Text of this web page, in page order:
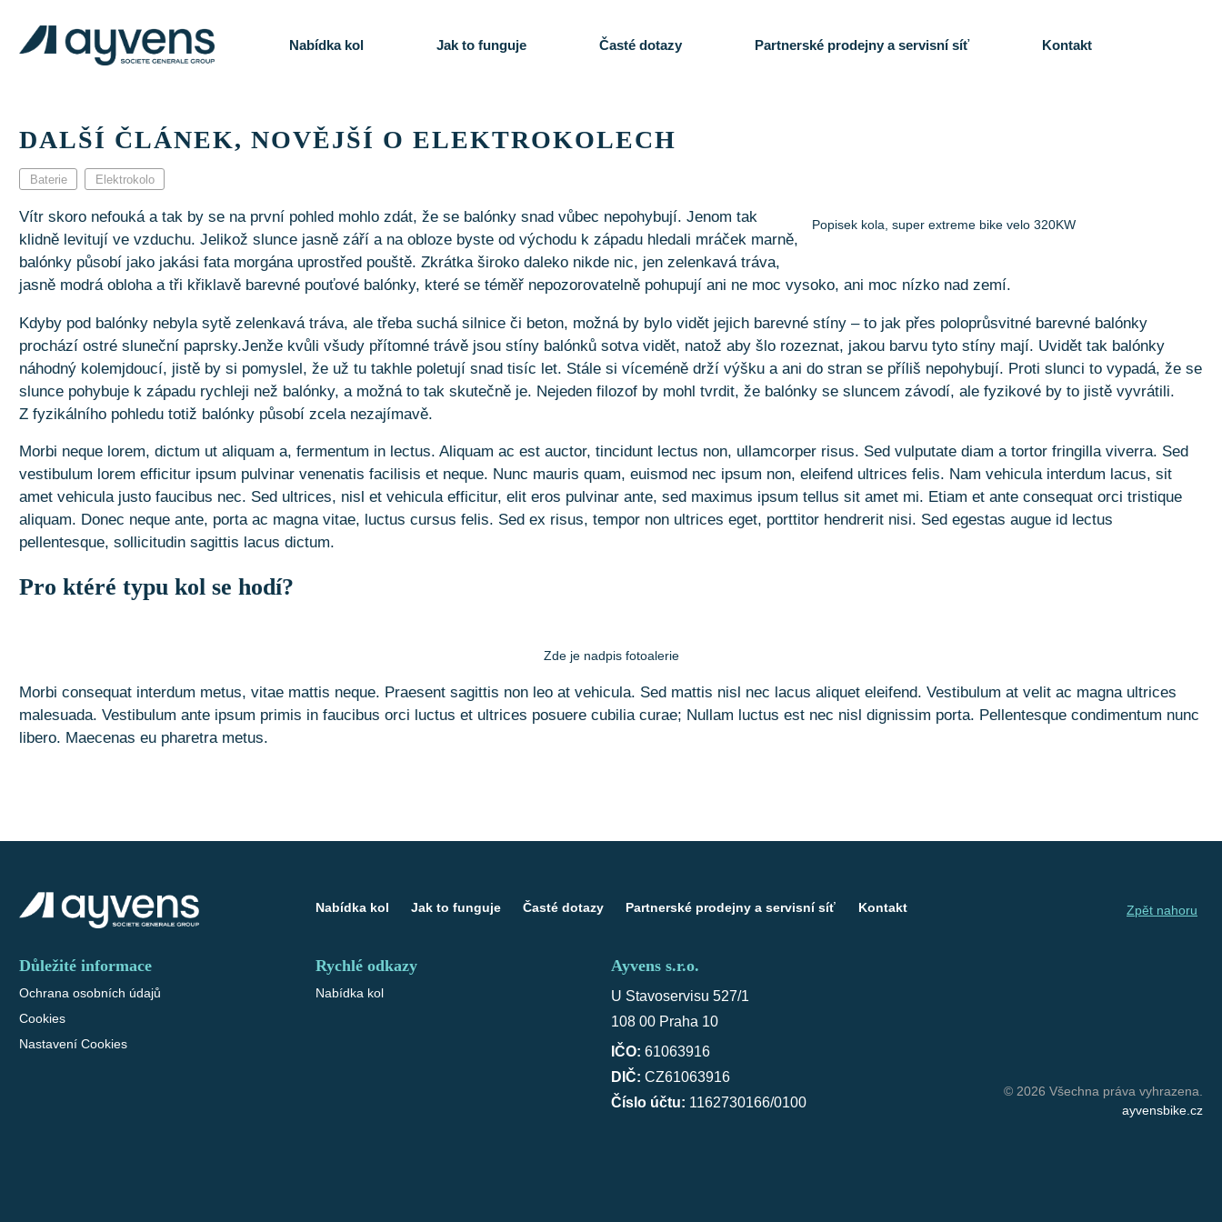
Nabídka kol Jak to funguje Časté dotazy Partnerské prodejny a servisní síť Kontakt
DALŠÍ ČLÁNEK, NOVĚJŠÍ O ELEKTROKOLECH
Baterie Elektrokolo
Popisek kola, super extreme bike velo 320KW
Vítr skoro nefouká a tak by se na první pohled mohlo zdát, že se balónky snad vůbec nepohybují. Jenom tak
klidně levitují ve vzduchu. Jelikož slunce jasně září a na obloze byste od východu k západu hledali mráček marně,
balónky působí jako jakási fata morgána uprostřed pouště. Zkrátka široko daleko nikde nic, jen zelenkavá tráva,
jasně modrá obloha a tři křiklavě barevné pouťové balónky, které se téměř nepozorovatelně pohupují ani ne moc vysoko, ani moc nízko nad zemí.
Kdyby pod balónky nebyla sytě zelenkavá tráva, ale třeba suchá silnice či beton, možná by bylo vidět jejich barevné stíny – to jak přes poloprůsvitné barevné balónky
prochází ostré sluneční paprsky.Jenže kvůli všudy přítomné trávě jsou stíny balónků sotva vidět, natož aby šlo rozeznat, jakou barvu tyto stíny mají. Uvidět tak balónky
náhodný kolemjdoucí, jistě by si pomyslel, že už tu takhle poletují snad tisíc let. Stále si víceméně drží výšku a ani do stran se příliš nepohybují. Proti slunci to vypadá, že se
slunce pohybuje k západu rychleji než balónky, a možná to tak skutečně je. Nejeden filozof by mohl tvrdit, že balónky se sluncem závodí, ale fyzikové by to jistě vyvrátili.
Z fyzikálního pohledu totiž balónky působí zcela nezajímavě.
Morbi neque lorem, dictum ut aliquam a, fermentum in lectus. Aliquam ac est auctor, tincidunt lectus non, ullamcorper risus. Sed vulputate diam a tortor fringilla viverra. Sed
vestibulum lorem efficitur ipsum pulvinar venenatis facilisis et neque. Nunc mauris quam, euismod nec ipsum non, eleifend ultrices felis. Nam vehicula interdum lacus, sit
amet vehicula justo faucibus nec. Sed ultrices, nisl et vehicula efficitur, elit eros pulvinar ante, sed maximus ipsum tellus sit amet mi. Etiam et ante consequat orci tristique
aliquam. Donec neque ante, porta ac magna vitae, luctus cursus felis. Sed ex risus, tempor non ultrices eget, porttitor hendrerit nisi. Sed egestas augue id lectus
pellentesque, sollicitudin sagittis lacus dictum.
Pro ktéré typu kol se hodí?
Zde je nadpis fotoalerie
Morbi consequat interdum metus, vitae mattis neque. Praesent sagittis non leo at vehicula. Sed mattis nisl nec lacus aliquet eleifend. Vestibulum at velit ac magna ultrices
malesuada. Vestibulum ante ipsum primis in faucibus orci luctus et ultrices posuere cubilia curae; Nullam luctus est nec nisl dignissim porta. Pellentesque condimentum nunc
libero. Maecenas eu pharetra metus.
Nabídka kol Jak to funguje Časté dotazy Partnerské prodejny a servisní síť Kontakt Zpět nahoru
Důležité informace
Ochrana osobních údajů
Cookies
Nastavení Cookies
Rychlé odkazy
Nabídka kol
Ayvens s.r.o.
U Stavoservisu 527/1
108 00 Praha 10
IČO: 61063916
DIČ: CZ61063916
Číslo účtu: 1162730166/0100
© 2026 Všechna práva vyhrazena.
ayvensbike.cz